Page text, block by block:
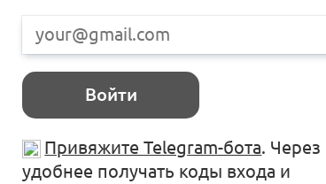
Войти
Привяжите Telegram-бота. Через
удобнее получать коды входа и